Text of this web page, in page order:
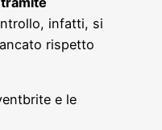
infatti, si
rispetto
e le